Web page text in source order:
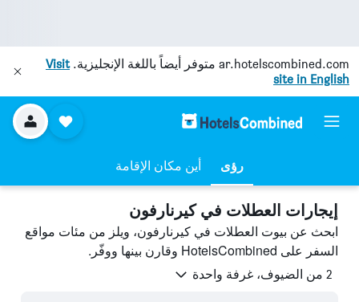
ar.hotelscombined.com متوفر أيضاً باللغة الإنجليزية.Visit
site in English
رؤى أين مكان الإقامة
إيجارات العطلات في كيرنارفون
ابحث عن بيوت العطلات في كيرنارفون، ويلز من مئات مواقع
السفر على HotelsCombined وقارن بينها ووفّر.
2 من الضيوف، غرفة واحدة